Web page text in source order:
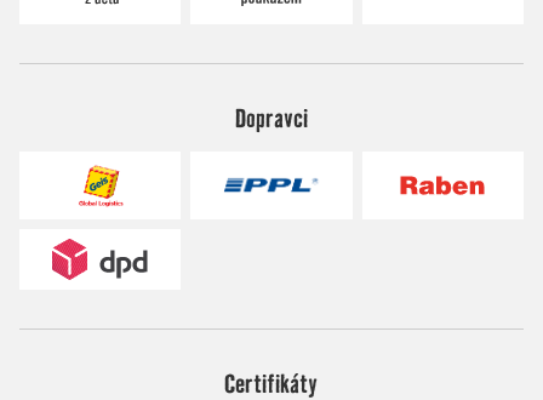
Dopravci
Certifikáty